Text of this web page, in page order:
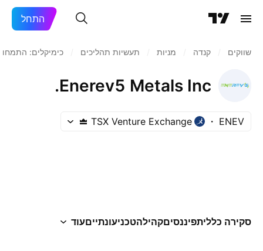
התחל
שווקים קנדה מניות‏ תעשיות תהליכים כימיקלים:
Enerev5 Metals Inc.
ENEV
TSX Venture Exchange
סקירה כלליתפיננסיםקהילהטכניעונתייםעוד